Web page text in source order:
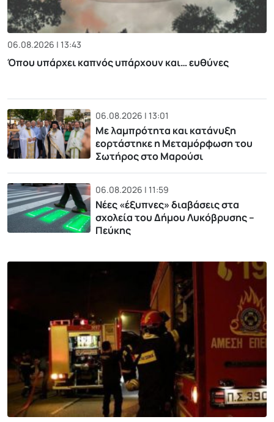
06.08.2026 | 13:43
Όπου υπάρχει καπνός υπάρχουν και… ευθύνες
06.08.2026 | 13:01
Με λαμπρότητα και κατάνυξη
εορτάστηκε η Μεταμόρφωση του
Σωτήρος στο Μαρούσι
06.08.2026 | 11:59
Νέες «έξυπνες» διαβάσεις στα
σχολεία του Δήμου Λυκόβρυσης –
Πεύκης